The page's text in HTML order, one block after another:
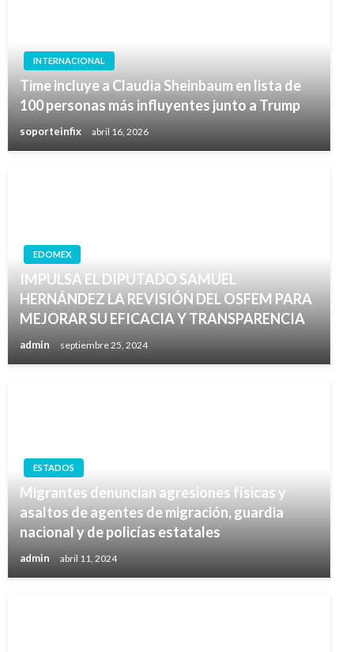
INTERNACIONAL
Time incluye a Claudia Sheinbaum en lista de
100 personas más influyentes junto a Trump
soporteinfix abril 16, 2026
EDOMEX
IMPULSA EL DIPUTADO SAMUEL
HERNÁNDEZ LA REVISIÓN DEL OSFEM PARA
MEJORAR SU EFICACIA Y TRANSPARENCIA
admin septiembre 25, 2024
ESTADOS
Migrantes denuncian agresiones físicas y
asaltos de agentes de migración, guardia
nacional y de policías estatales
admin abril 11, 2024